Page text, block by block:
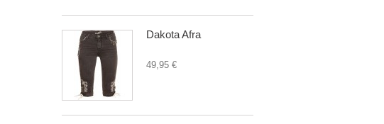
Dakota Afra
49,95 €